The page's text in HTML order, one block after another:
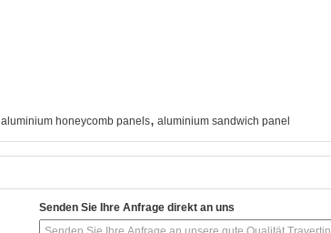
aluminium honeycomb panels, aluminium sandwich panel
Senden Sie Ihre Anfrage direkt an uns